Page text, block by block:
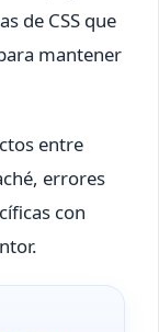
de CSS que
mantener
entre
errores
con